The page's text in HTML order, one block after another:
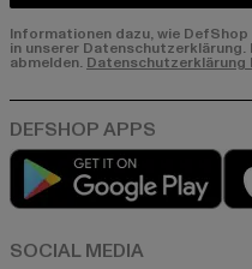
Informationen dazu, wie
in unserer
abmelden. Datenschutzerklärung